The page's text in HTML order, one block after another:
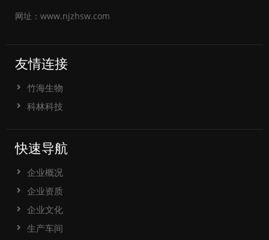
网址：www.njzhsw.com
友情连接
竹海生物
科林科技
快速导航
企业概况
企业资质
企业文化
生产车间